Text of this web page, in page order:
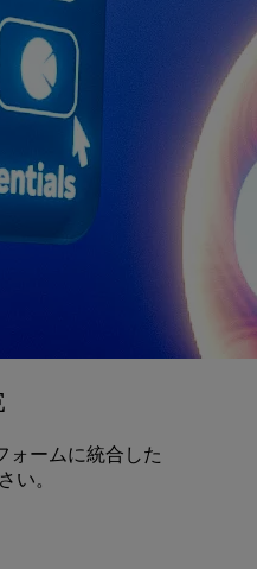
ォームに統合した
い。